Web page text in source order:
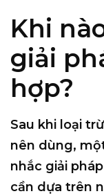
Khi
giải
hợp?
Sau khi loại
nên dùng,
nhắc giải
cần dựa trên